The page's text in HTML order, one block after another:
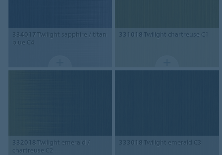
334017Twilight sapphire / titan
blue C4
331018Twilight chartreuse C1
332018Twilight emerald /
chartreuse C2
333018 Twilight emerald C3